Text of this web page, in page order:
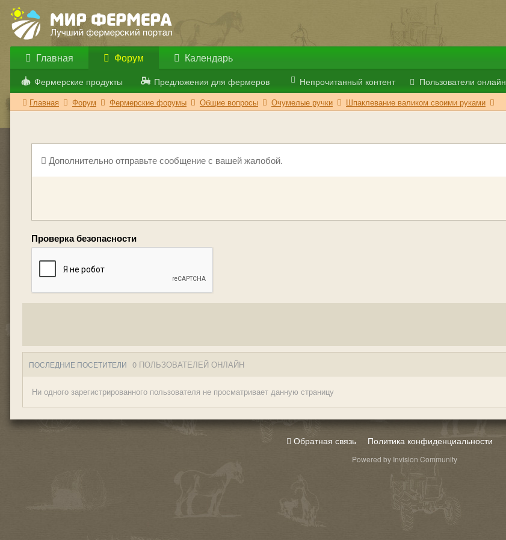
Главная Форум
Фермерские продукты Предложения для фермеров Непрочитанный контент Пользователи онлайн
Календарь
Главная Форум Фермерские форумы Общие вопросы Очумелые ручки Шпаклевание валиком своими руками
Дополнительно отправьте сообщение с вашей жалобой.
Проверка безопасности
ПОСЛЕДНИЕ ПОСЕТИТЕЛИ 0 ПОЛЬЗОВАТЕЛЕЙ ОНЛАЙН
Ни одного зарегистрированного пользователя не просматривает данную страницу
Обратная связь Политика конфиденциальности
Powered by Invision Community